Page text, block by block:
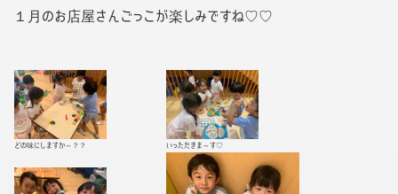
１月のお店屋さんごっこが楽しみですね♡♡
どの味にしますか～？？ いっただきま～す♡